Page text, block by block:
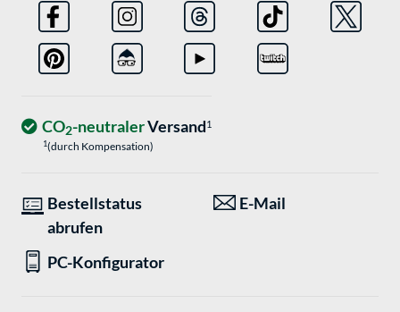
CO2-neutralerVersand1
1(durch Kompensation)
Bestellstatus
abrufen
E-Mail
PC-Konfigurator